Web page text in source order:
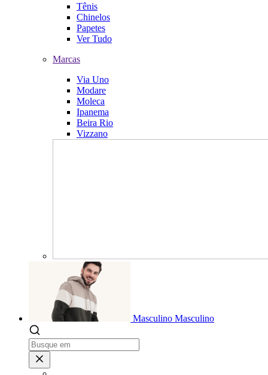
Tênis
Chinelos
Papetes
Ver Tudo
Marcas
Via Uno
Modare
Moleca
Ipanema
Beira Rio
Vizzano
Masculino Masculino